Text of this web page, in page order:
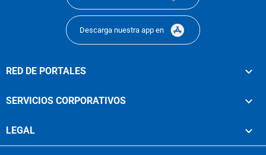
Descarga nuestra app en
RED DE PORTALES
SERVICIOS CORPORATIVOS
LEGAL